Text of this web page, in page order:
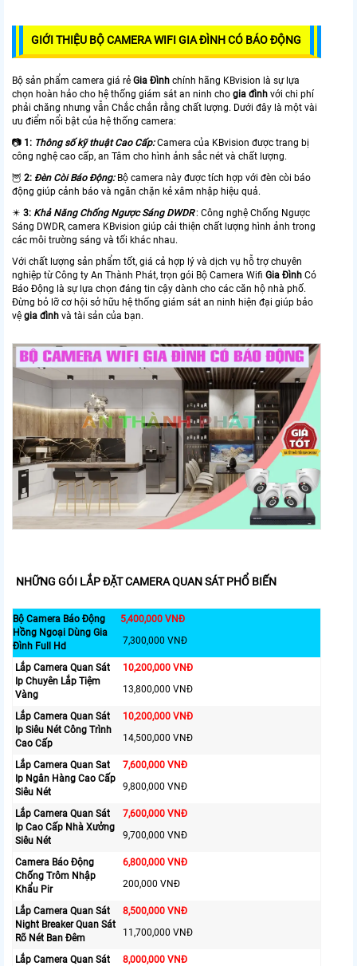
GIỚI THIỆU BỘ CAMERA WIFI GIA ĐÌNH CÓ BÁO ĐỘNG
Bộ sản phẩm camera giá rẻ Gia Đình chính hãng KBvision là sự lựa
chọn hoàn hảo cho hệ thống giám sát an ninh cho gia đình với chi phí
phải chăng nhưng vẫn Chắc chắn rằng chất lượng. Dưới đây là một vài
ưu điểm nổi bật của hệ thống camera:
📷 1: Thông số kỹ thuật Cao Cấp:Camera của KBvision được trang bị
công nghệ cao cấp, an Tâm cho hình ảnh sắc nét và chất lượng.
🦉 2: Đèn Còi Báo Động:Bộ camera này được tích hợp với đèn còi báo
động giúp cảnh báo và ngăn chặn kẻ xâm nhập hiệu quả.
✴️ 3: Khả Năng Chống Ngược Sáng DWDR: Công nghệ Chống Ngược
Sáng DWDR, camera KBvision giúp cải thiện chất lượng hình ảnh trong
các môi trường sáng và tối khác nhau.
Với chất lượng sản phẩm tốt, giá cả hợp lý và dịch vụ hỗ trợ chuyên
nghiệp từ Công ty An Thành Phát, trọn gói Bộ Camera Wifi Gia Đình Có
Báo Động là sự lựa chọn đáng tin cậy dành cho các căn hộ nhà phố.
Đừng bỏ lỡ cơ hội sở hữu hệ thống giám sát an ninh hiện đại giúp bảo
vệ gia đình và tài sản của bạn.
NHỮNG GÓI LẮP ĐẶT CAMERA QUAN SÁT PHỔ BIẾN
Bộ Camera Báo Động
Hồng Ngoại Dùng Gia
Đình Full Hd
5,400,000 VNĐ
7,300,000 VNĐ
Lắp Camera Quan Sát
Ip Chuyên Lắp Tiệm
Vàng
10,200,000 VNĐ
13,800,000 VNĐ
Lắp Camera Quan Sát
Ip Siêu Nét Công Trình
Cao Cấp
10,200,000 VNĐ
14,500,000 VNĐ
Lắp Camera Quan Sat
Ip Ngân Hàng Cao Cấp
Siêu Nét
7,600,000 VNĐ
9,800,000 VNĐ
Lắp Camera Quan Sát
Ip Cao Cấp Nhà Xưởng
Siêu Nét
7,600,000 VNĐ
9,700,000 VNĐ
Camera Báo Động
Chống Trôm Nhập
Khẩu Pir
6,800,000 VNĐ
200,000 VNĐ
Lắp Camera Quan Sát
Night Breaker Quan Sát
Rõ Nét Ban Đêm
8,500,000 VNĐ
11,700,000 VNĐ
Lắp Camera Quan Sát
8,000,000 VNĐ